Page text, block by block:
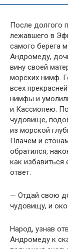
После долгого
лежавшего в
самого берега
Андромеду,
вину своей
морских нимф.
всех
нимфы и
и Кассиопею.
чудовище,
из морской
Плачем и
обратился,
как избавиться
ответ:
— Отдай свою
чудовищу, и
Народ, узнав
Андромеду к